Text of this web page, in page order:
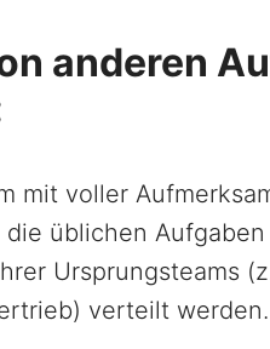
anderen
mit voller
üblichen
Ursprungsteams
verteilt werden.